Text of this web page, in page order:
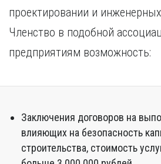
Липецк
М
Махачкала
Набережные Челны
Нижний Новгород
Нижний Тагил
Новокузнецк
проектировании и
Членство в подобной
предприятиям возможность:
Заключения договоров на
влияющих на безопасность
строительства, стоимость